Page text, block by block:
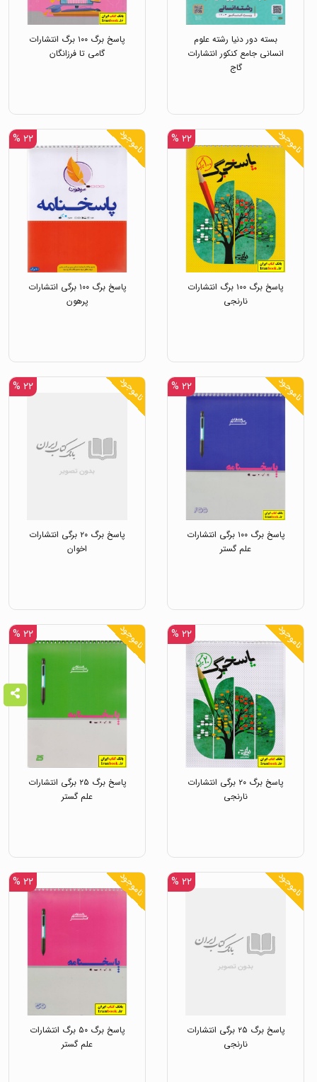
بسته دور دنیا رشته علوم
انسانی جامع کنکور انتشارات
گاج
پاسخ برگ ۱۰۰ برگ انتشارات
گامی تا فرزانگان
ناموجود ۲۲ %
پاسخ برگ ۱۰۰ برگ انتشارات
نارنجی
ناموجود ۲۲ %
پاسخ برگ ۱۰۰ برگی انتشارات
پرهون
ناموجود ۲۲ %
پاسخ برگ ۱۰۰ برگی انتشارات
علم گستر
ناموجود ۲۲ %
پاسخ برگ ۲۰ برگی انتشارات
اخوان
ناموجود ۲۲ %
پاسخ برگ ۲۰ برگی انتشارات
نارنجی
ناموجود ۲۲ %
پاسخ برگ ۲۵ برگی انتشارات
علم گستر
ناموجود ۲۲ %
پاسخ برگ ۲۵ برگی انتشارات
نارنجی
ناموجود ۲۲ %
پاسخ برگ ۵۰ برگ انتشارات
علم گستر